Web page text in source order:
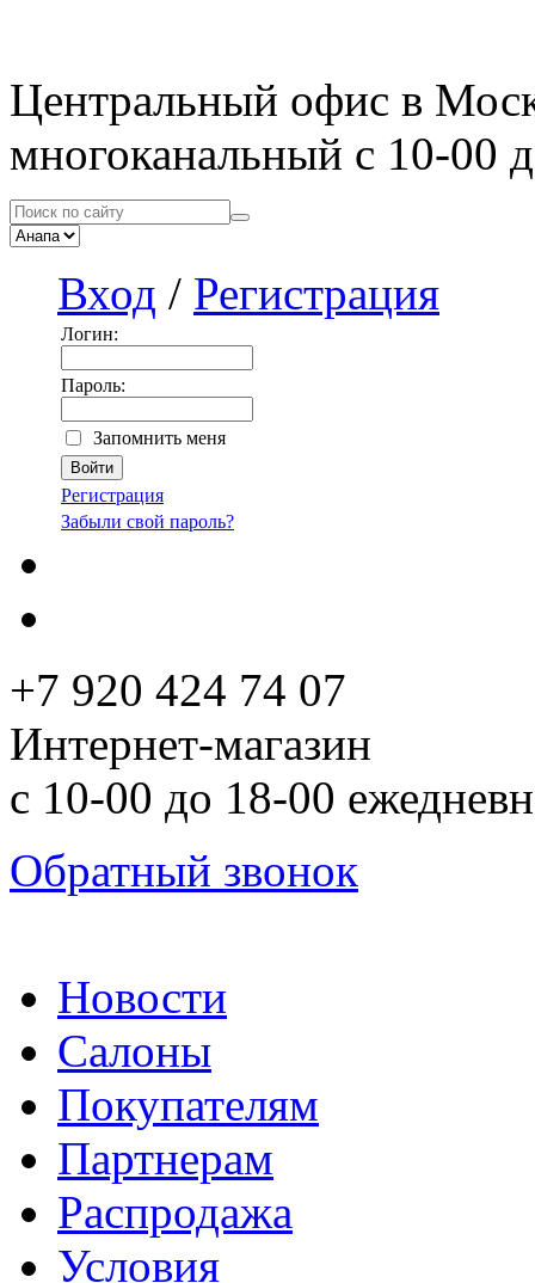
Центральный офис в
многоканальный с 10-00
Вход / Регистрация
Логин:
Пароль:
Запомнить меня
Регистрация
Забыли свой пароль?
+7 920 424 74 07
Интернет-магазин
с 10-00 до 18-00
Обратный звонок
Новости
Салоны
Покупателям
Партнерам
Распродажа
Условия